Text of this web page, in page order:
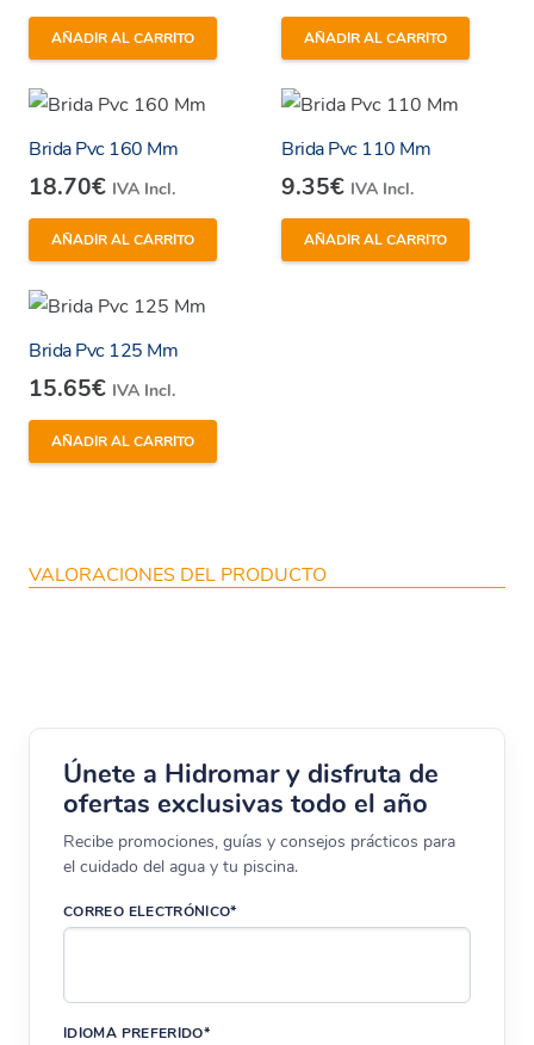
AÑADIR AL CARRITO AÑADIR AL CARRITO
Brida Pvc 160 Mm
18.70€ IVA Incl.
AÑADIR AL CARRITO
Brida Pvc 110 Mm
9.35€ IVA Incl.
AÑADIR AL CARRITO
Brida Pvc 125 Mm
15.65€ IVA Incl.
AÑADIR AL CARRITO
VALORACIONES DEL PRODUCTO
Únete a Hidromar y disfruta de
ofertas exclusivas todo el año
Recibe promociones, guías y consejos prácticos para
el cuidado del agua y tu piscina.
CORREO ELECTRÓNICO*
IDIOMA PREFERIDO*